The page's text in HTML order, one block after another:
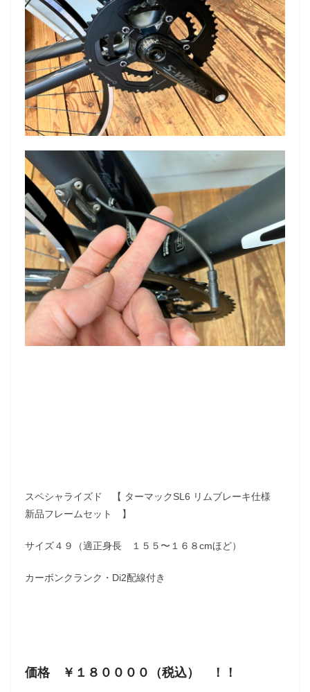
スペシャライズド 【 ターマックSL6 リムブレーキ仕様
新品フレームセット 】
サイズ４９（適正身長 １５５〜１６８cmほど）
カーボンクランク・Di2配線付き
価格 ￥１８００００（税込） ！！